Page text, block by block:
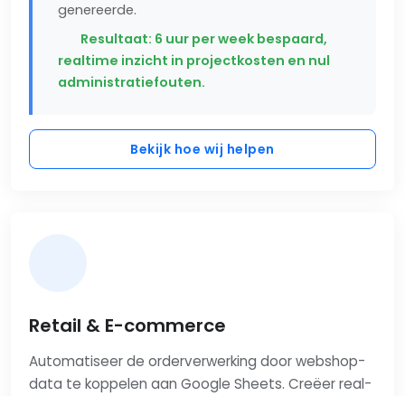
genereerde.
Resultaat: 6 uur per week bespaard,
realtime inzicht in projectkosten en nul
administratiefouten.
Bekijk hoe wij helpen
Retail & E-commerce
Automatiseer de orderverwerking door webshop-
data te koppelen aan Google Sheets. Creëer real-